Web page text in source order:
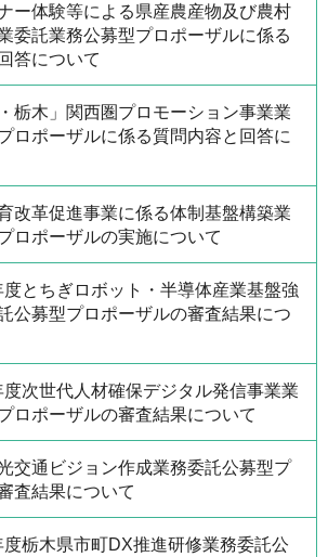
ー体験等による県産農産物及び農村
委託業務公募型プロポーザルに係る
答について
栃木」関西圏プロモーション事業業
ロポーザルに係る質問内容と回答に
改革促進事業に係る体制基盤構築業
ロポーザルの実施について
とちぎロボット・半導体産業基盤強
公募型プロポーザルの審査結果につ
次世代人材確保デジタル発信事業業
ロポーザルの審査結果について
交通ビジョン作成業務委託公募型プ
査結果について
栃木県市町DX推進研修業務委託公